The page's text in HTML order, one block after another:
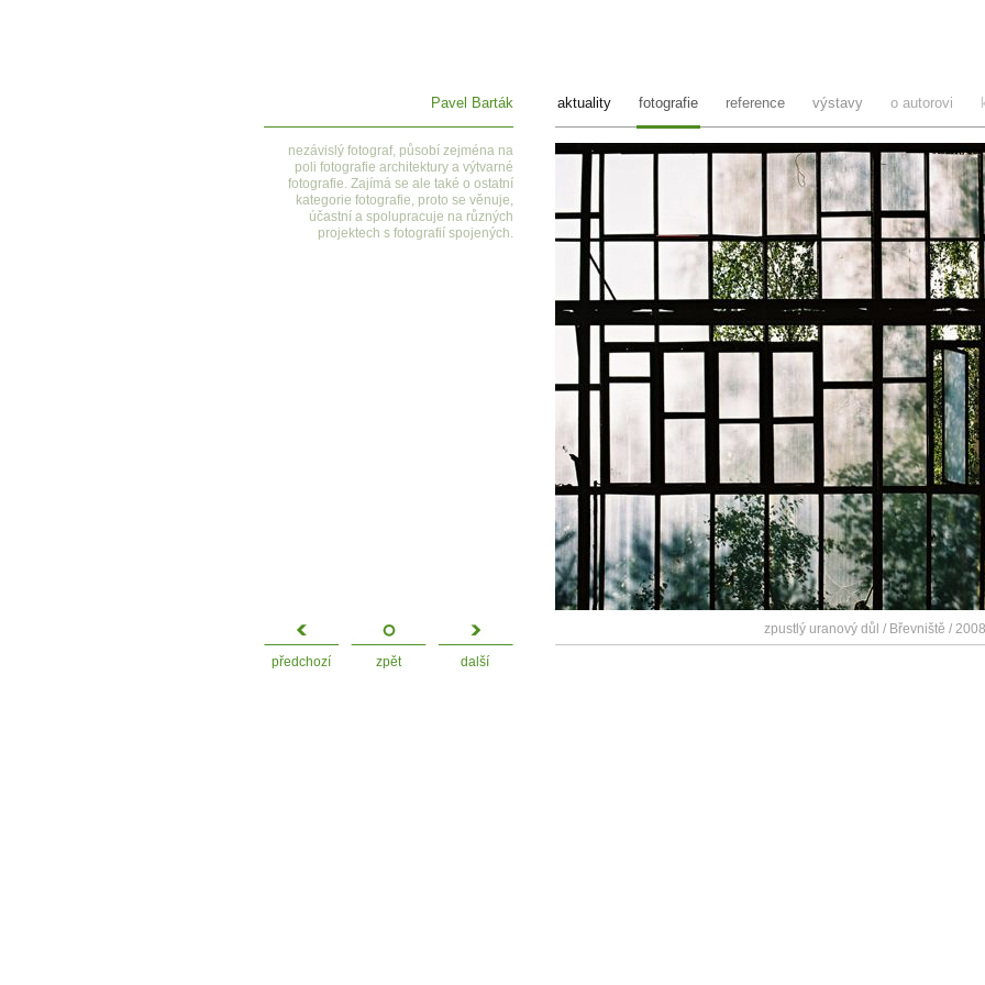
Pavel Barták
nezávislý fotograf, působí zejména na
poli fotografie architektury a výtvarné
fotografie. Zajímá se ale také o ostatní
kategorie fotografie, proto se věnuje,
účastní a spolupracuje na různých
projektech s fotografií spojených.
zpustlý uranový důl / Břevniště /
předchozí zpět další
aktuality fotografie reference výstavy o autorovi